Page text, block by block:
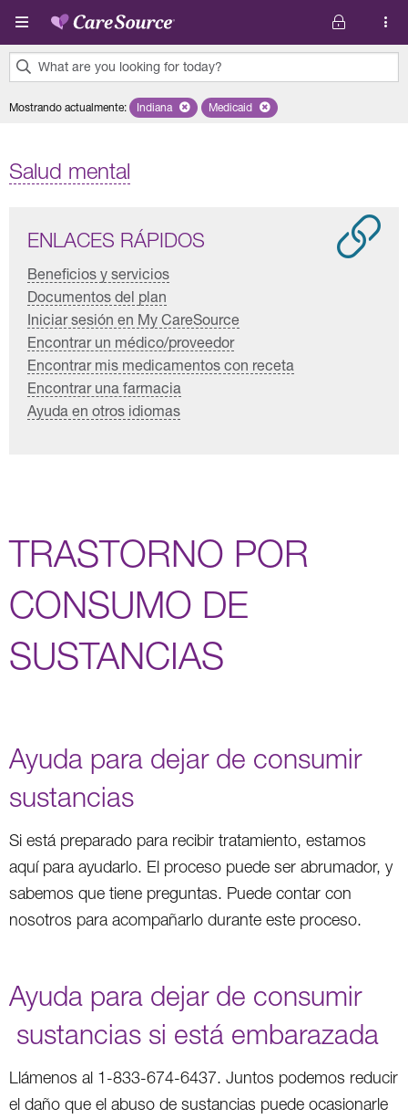
Pasar al contenido principal
What are you looking for today?
results
Mostrando actualmente: Remove selected state 'Indiana'
Indiana Remove selected plan 'Medicaid'
Medicaid
Salud mental
ENLACES RÁPIDOS
Beneficios y servicios
Documentos del plan
Iniciar sesión en My CareSource
Encontrar un médico/proveedor
Encontrar mis medicamentos con receta
Encontrar una farmacia
Ayuda en otros idiomas
TRASTORNO POR
CONSUMO DE
SUSTANCIAS
Ayuda para dejar de consumir
sustancias
Si está preparado para recibir tratamiento, estamos
aquí para ayudarlo. El proceso puede ser abrumador, y
sabemos que tiene preguntas. Puede contar con
nosotros para acompañarlo durante este proceso.
Ayuda para dejar de consumir
sustancias si está embarazada
Llámenos al 1-833-674-6437. Juntos podemos reducir
el daño que el abuso de sustancias puede ocasionarle